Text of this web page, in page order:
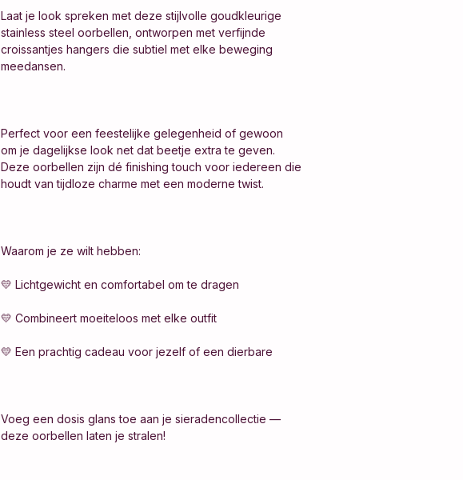
Laat je look spreken met deze stijlvolle goudkleurige
stainless steel oorbellen, ontworpen met verfijnde
croissantjes hangers die subtiel met elke beweging
meedansen.
Perfect voor een feestelijke gelegenheid of gewoon
om je dagelijkse look net dat beetje extra te geven.
Deze oorbellen zijn dé finishing touch voor iedereen die
houdt van tijdloze charme met een moderne twist.
Waarom je ze wilt hebben:
💛 Lichtgewicht en comfortabel om te dragen
💛 Combineert moeiteloos met elke outfit
💛 Een prachtig cadeau voor jezelf of een dierbare
Voeg een dosis glans toe aan je sieradencollectie —
deze oorbellen laten je stralen!